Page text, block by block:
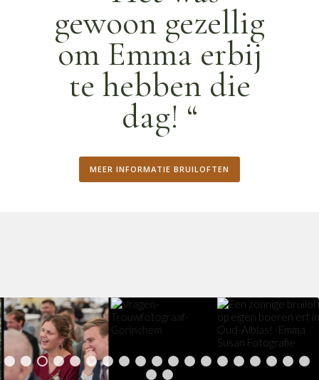
gewoon gezellig
om Emma erbij
te hebben die
dag! “
MEER INFORMATIE BRUILOFTEN
0 1